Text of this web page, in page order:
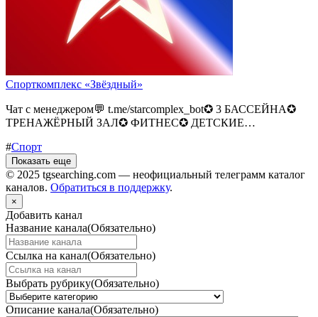
Спорткомплекс «Звёздный»
Чат с менеджером💬 t.me/starcomplex_bot✪ 3 БАССЕЙНА✪
ТРЕНАЖЁРНЫЙ ЗАЛ✪ ФИТНЕС✪ ДЕТСКИЕ…
#Спорт
Показать еще
© 2025 tgsearching.com — неофициальный телеграмм каталог
каналов. Обратиться в поддержку.
×
Добавить канал
Название канала(Обязательно)
Ссылка на канал(Обязательно)
Выбрать рубрику(Обязательно)
Описание канала(Обязательно)